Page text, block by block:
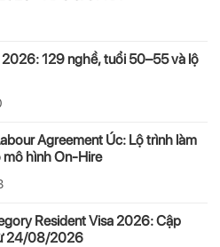
129 nghề, tuổi 50–55 và lộ
Agreement Úc: Lộ trình làm
hình On-Hire
Resident Visa 2026: Cập
24/08/2026